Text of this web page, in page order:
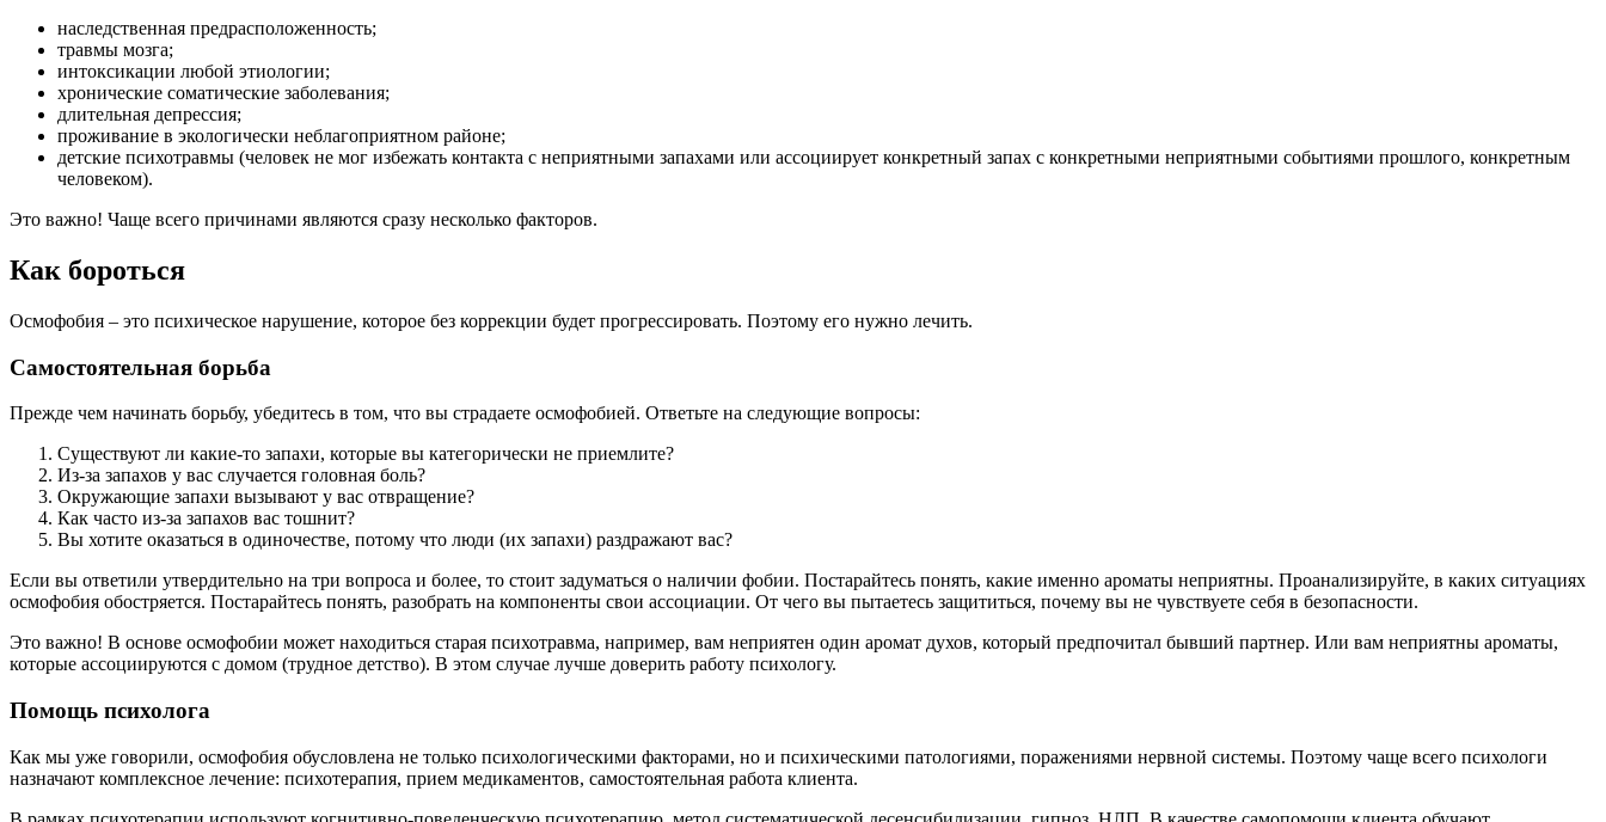
наследственная предрасположенность;
травмы мозга;
интоксикации любой этиологии;
хронические соматические заболевания;
длительная депрессия;
проживание в экологически неблагоприятном районе;
детские психотравмы (человек не мог избежать контакта с неприятными запахами или ассоциирует конкретный запах с конкретными неприятными событиями прошлого, конкретным
человеком).
Это важно! Чаще всего причинами являются сразу несколько факторов.
Как бороться
Осмофобия – это психическое нарушение, которое без коррекции будет прогрессировать. Поэтому его нужно лечить.
Самостоятельная борьба
Прежде чем начинать борьбу, убедитесь в том, что вы страдаете осмофобией. Ответьте на следующие вопросы:
Существуют ли какие-то запахи, которые вы категорически не приемлите?
Из-за запахов у вас случается головная боль?
Окружающие запахи вызывают у вас отвращение?
Как часто из-за запахов вас тошнит?
Вы хотите оказаться в одиночестве, потому что люди (их запахи) раздражают вас?
Если вы ответили утвердительно на три вопроса и более, то стоит задуматься о наличии фобии. Постарайтесь понять, какие именно ароматы неприятны. Проанализируйте, в каких ситуациях
осмофобия обостряется. Постарайтесь понять, разобрать на компоненты свои ассоциации. От чего вы пытаетесь защититься, почему вы не чувствуете себя в безопасности.
Это важно! В основе осмофобии может находиться старая психотравма, например, вам неприятен один аромат духов, который предпочитал бывший партнер. Или вам неприятны ароматы,
которые ассоциируются с домом (трудное детство). В этом случае лучше доверить работу психологу.
Помощь психолога
Как мы уже говорили, осмофобия обусловлена не только психологическими факторами, но и психическими патологиями, поражениями нервной системы. Поэтому чаще всего психологи
назначают комплексное лечение: психотерапия, прием медикаментов, самостоятельная работа клиента.